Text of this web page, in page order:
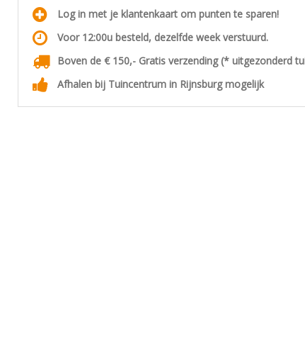
Log in met je klantenkaart om punten te sparen!
Voor 12:00u besteld, dezelfde week verstuurd.
Boven de € 150,- Gratis verzending (* uitgezonderd
Afhalen bij Tuincentrum in Rijnsburg mogelijk